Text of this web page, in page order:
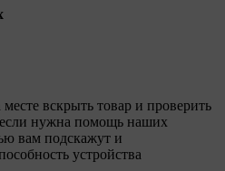
вскрыть товар и проверить
нужна помощь наших
вам подскажут и
устройства